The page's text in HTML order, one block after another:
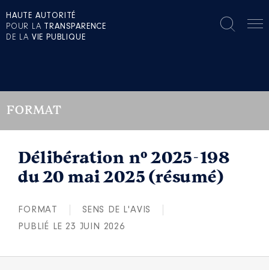
HAUTE AUTORITÉ
POUR LA TRANSPARENCE
DE LA VIE PUBLIQUE
FORMAT
Délibération n° 2025-198
du 20 mai 2025 (résumé)
FORMAT
SENS DE L'AVIS
PUBLIÉ LE 23 JUIN 2026